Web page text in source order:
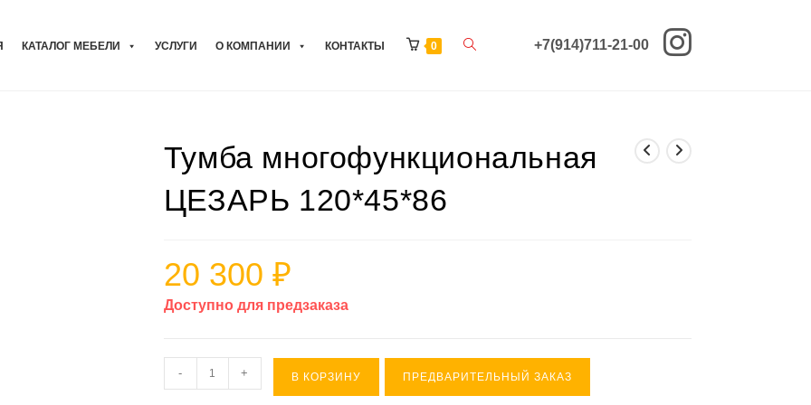
+7(914)711-21-00
КАТАЛОГ МЕБЕЛИ УСЛУГИ О КОМПАНИИ КОНТАКТЫ 0 Переключить
веб-
Тумба многофункциональная
ЦЕЗАРЬ 120*45*86
20 300 ₽
Доступно для предзаказа
Количество
товара
- + В КОРЗИНУ ПРЕДВАРИТЕЛЬНЫЙ ЗАКАЗ